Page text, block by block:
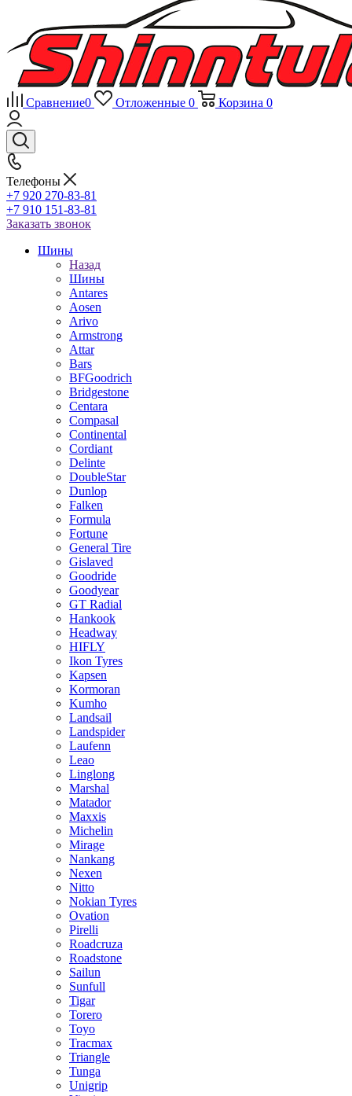
Сравнение0 Отложенные 0 Корзина 0
Телефоны
+7 920 270-83-81
+7 910 151-83-81
Заказать звонок
Шины
Назад
Шины
Antares
Aosen
Arivo
Armstrong
Attar
Bars
BFGoodrich
Bridgestone
Centara
Compasal
Continental
Cordiant
Delinte
DoubleStar
Dunlop
Falken
Formula
Fortune
General Tire
Gislaved
Goodride
Goodyear
GT Radial
Hankook
Headway
HIFLY
Ikon Tyres
Kapsen
Kormoran
Kumho
Landsail
Landspider
Laufenn
Leao
Linglong
Marshal
Matador
Maxxis
Michelin
Mirage
Nankang
Nexen
Nitto
Nokian Tyres
Ovation
Pirelli
Roadcruza
Roadstone
Sailun
Sunfull
Tigar
Torero
Toyo
Tracmax
Triangle
Tunga
Unigrip